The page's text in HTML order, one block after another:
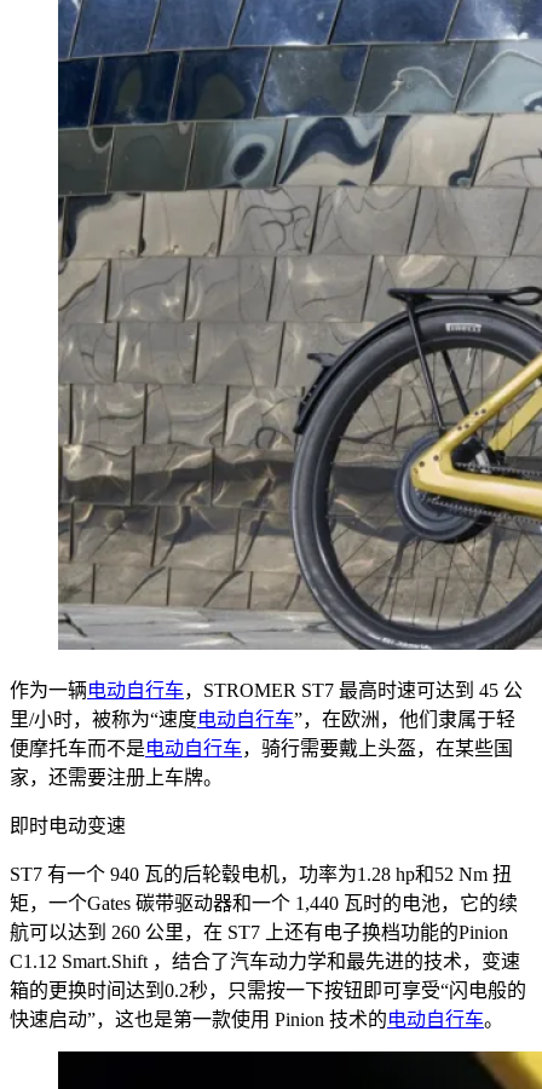
作为一辆电动自行车，STROMER ST7 最高时速可达到 45 公
里/小时，被称为“速度电动自行车”，在欧洲，他们隶属于轻
便摩托车而不是电动自行车，骑行需要戴上头盔，在某些国
家，还需要注册上车牌。
即时电动变速
ST7 有一个 940 瓦的后轮毂电机，功率为1.28 hp和52 Nm 扭
矩，一个Gates 碳带驱动器和一个 1,440 瓦时的电池，它的续
航可以达到 260 公里，在 ST7 上还有电子换档功能的Pinion
C1.12 Smart.Shift ，结合了汽车动力学和最先进的技术，变速
箱的更换时间达到0.2秒，只需按一下按钮即可享受“闪电般的
快速启动”，这也是第一款使用 Pinion 技术的电动自行车。